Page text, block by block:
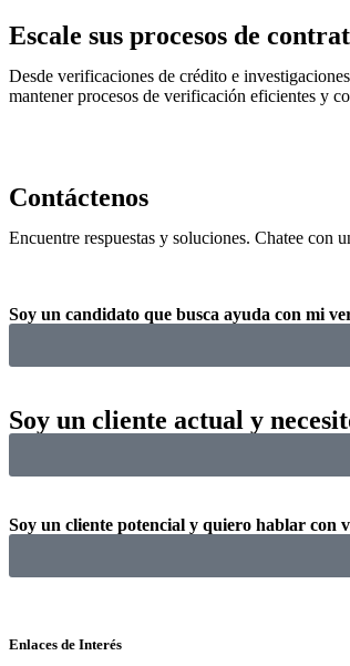
Escale sus procesos de
Desde verificaciones de crédito e
mantener procesos de verificación eficientes y
Contáctenos
Encuentre respuestas y soluciones. Chatee con
Soy un candidato que busca ayuda con mi
Soy un cliente actual y
Soy un cliente potencial y quiero hablar con
Enlaces de Interés